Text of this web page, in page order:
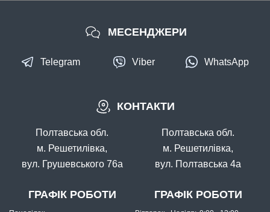
КОНТАКТИ
Полтавська обл.
м. Решетилівка,
вул. Грушевського 76а
ГРАФІК РОБОТИ
Полтавська обл.
м. Решетилівка,
вул. Полтавська 4а
ГРАФІК РОБОТИ
МЕСЕНДЖЕРИ
Telegram Viber WhatsApp